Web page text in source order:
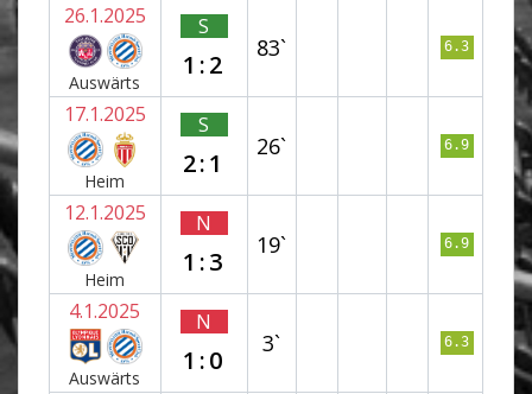
26.1.2025
Auswärts
S
1:2
83` 6.3
17.1.2025
Heim
S
2:1
26` 6.9
12.1.2025
Heim
N
1:3
19` 6.9
4.1.2025
Auswärts
N
1:0
3` 6.3